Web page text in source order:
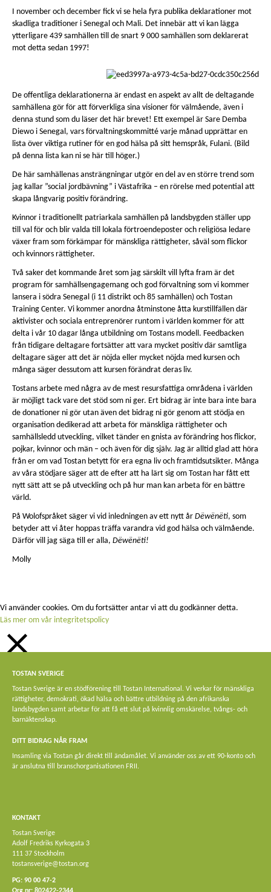
I november och december fick vi se hela fyra publika deklarationer mot
skadliga traditioner i Senegal och Mali. Det innebär att vi kan lägga
ytterligare 439 samhällen till de snart 9 000 samhällen som deklarerat
mot detta sedan 1997!
De offentliga deklarationerna är endast en aspekt av allt de deltagande
samhällena gör för att förverkliga sina visioner för välmående, även i
denna stund som du läser det här brevet! Ett exempel är Sare Demba
Diewo i Senegal, vars förvaltningskommitté varje månad upprättar en
lista över viktiga rutiner för en god hälsa på sitt hemspråk, Fulani. (Bild
på denna lista kan ni se här till höger.)
De här samhällenas ansträngningar utgör en del av en större trend som
jag kallar ”social jordbävning” i Västafrika – en rörelse med potential att
skapa långvarig positiv förändring.
Kvinnor i traditionellt patriarkala samhällen på landsbygden ställer upp
till val för och blir valda till lokala förtroendeposter och religiösa ledare
växer fram som förkämpar för mänskliga rättigheter, såväl som flickor
och kvinnors rättigheter.
Två saker det kommande året som jag särskilt vill lyfta fram är det
program för samhällsengagemang och god förvaltning som vi kommer
lansera i södra Senegal (i 11 distrikt och 85 samhällen) och Tostan
Training Center. Vi kommer anordna åtminstone åtta kurstillfällen där
aktivister och sociala entreprenörer runtom i världen kommer för att
delta i vår 10 dagar långa utbildning om Tostans modell. Feedbacken
från tidigare deltagare fortsätter att vara mycket positiv där samtliga
deltagare säger att det är nöjda eller mycket nöjda med kursen och
många säger dessutom att kursen förändrat deras liv.
Tostans arbete med några av de mest resursfattiga områdena i världen
är möjligt tack vare det stöd som ni ger. Ert bidrag är inte bara inte bara
de donationer ni gör utan även det bidrag ni gör genom att stödja en
organisation dedikerad att arbeta för mänskliga rättigheter och
samhällsledd utveckling, vilket tänder en gnista av förändring hos flickor,
pojkar, kvinnor och män – och även för dig själv. Jag är alltid glad att höra
från er om vad Tostan betytt för era egna liv och framtidsutsikter. Många
av våra stödjare säger att de efter att ha lärt sig om Tostan har fått ett
nytt sätt att se på utveckling och på hur man kan arbeta för en bättre
värld.
På Wolofspråket säger vi vid inledningen av ett nytt år Dëwënëti, som
betyder att vi åter hoppas träffa varandra vid god hälsa och välmående.
Därför vill jag säga till er alla, Dëwënëti!
Molly
TOSTAN SVERIGE
Tostan Sverige är en stödförening till Tostan International. Vi verkar för mänskliga
rättigheter, demokrati, ökad hälsa och bättre utbildning på den afrikanska
landsbygden samt arbetar för att få ett slut på kvinnlig omskärelse, tvångs- och
barnäktenskap.
DITT BIDRAG NÅR FRAM
Insamling via Tostan går direkt till ändamålet. Vi använder oss av ett 90-konto och
är anslutna till branschorganisationen FRII.
KONTAKT
Tostan Sverige
Adolf Fredriks Kyrkogata 3
111 37 Stockholm
tostansverige@tostan.org
PG: 90 00 47-2
Vi använder cookies. Om du fortsätter antar vi att du godkänner detta.
Läs mer om vår integritetspolicy
STÄNG
Privacy Overview
This website uses cookies to improve your experience while you navigate
through the website. Out of these, the cookies that are categorized as
basic functionalities of the website. We also use third-party cookies that help us
analyze and understand how you use this website. These cookies will be stored
in your browser only with your consent. You also have the option to opt-out of
Necessary cookies are absolutely essential for the website to function properly.
This category only includes cookies that ensures basic functionalities and
security features of the website. These cookies do not store any personal
Non-necessary